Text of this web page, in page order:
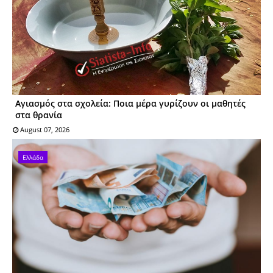
Αγιασμός στα σχολεία: Ποια μέρα γυρίζουν οι μαθητές
στα θρανία
August 07, 2026
Ελλάδα